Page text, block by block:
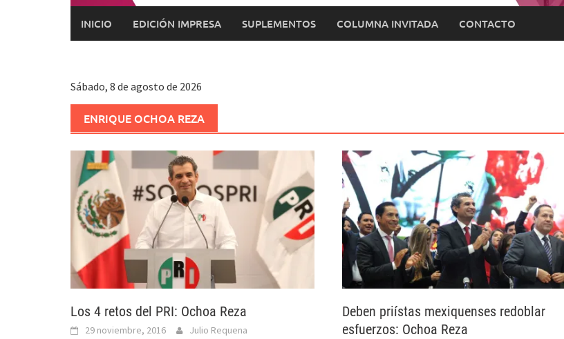
INICIO EDICIÓN IMPRESA SUPLEMENTOS COLUMNA INVITADA CONTACTO
Sábado, 8 de agosto de 2026
ENRIQUE OCHOA REZA
Los 4 retos del PRI: Ochoa Reza
29 noviembre, 2016 Julio Requena
Deben priístas mexiquenses redoblar
esfuerzos: Ochoa Reza